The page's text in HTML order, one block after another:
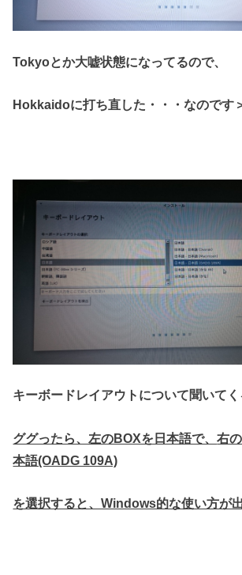
Tokyoとか大嘘状態になってるので、
Hokkaidoに打ち直した・・・なのです
キーボードレイアウトについて聞いて
ググったら、左のBOXを日本語で、右
本語(OADG 109A)
を選択すると、Windows的な使い方が